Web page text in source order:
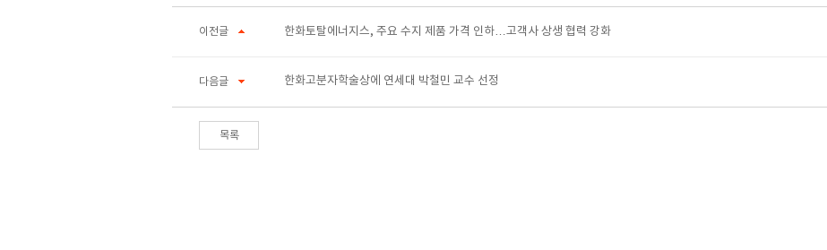
이전글 한화토탈에너지스, 주요 수지 제품 가격 인하…고객사 상생 협력 강화
다음글 한화고분자학술상에 연세대 박철민 교수 선정
목록